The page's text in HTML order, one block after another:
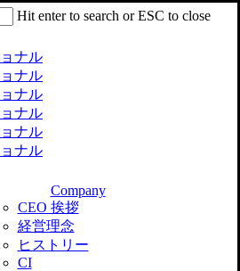
Hit enter to search or ESC to close
Company
CEO 挨拶
経営理念
ヒストリー
CI